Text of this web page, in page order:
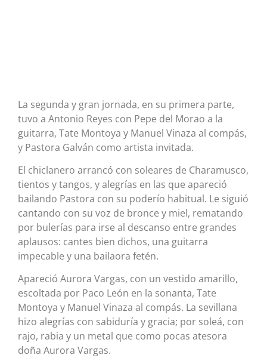
La segunda y gran jornada, en su primera parte,
tuvo a Antonio Reyes con Pepe del Morao a la
guitarra, Tate Montoya y Manuel Vinaza al compás,
y Pastora Galván como artista invitada.
El chiclanero arrancó con soleares de Charamusco,
tientos y tangos, y alegrías en las que apareció
bailando Pastora con su poderío habitual. Le siguió
cantando con su voz de bronce y miel, rematando
por bulerías para irse al descanso entre grandes
aplausos: cantes bien dichos, una guitarra
impecable y una bailaora fetén.
Apareció Aurora Vargas, con un vestido amarillo,
escoltada por Paco León en la sonanta, Tate
Montoya y Manuel Vinaza al compás. La sevillana
hizo alegrías con sabiduría y gracia; por soleá, con
rajo, rabia y un metal que como pocas atesora
doña Aurora Vargas.